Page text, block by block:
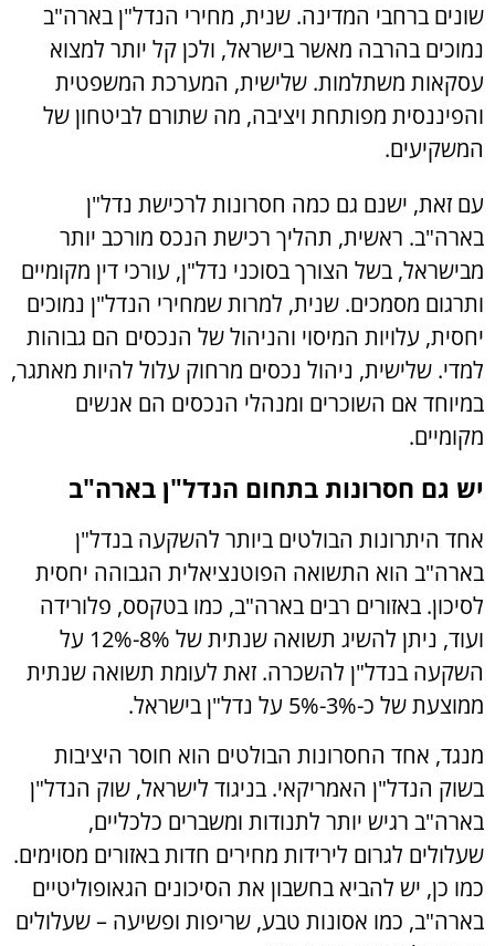
שונים ברחבי המדינה. שנית, מחירי הנדל"ן בארה"ב
נמוכים בהרבה מאשר בישראל, ולכן קל יותר למצוא
עסקאות משתלמות. שלישית, המערכת המשפטית
והפיננסית מפותחת ויציבה, מה שתורם לביטחון של
המשקיעים.
עם זאת, ישנם גם כמה חסרונות לרכישת נדל"ן
בארה"ב. ראשית, תהליך רכישת הנכס מורכב יותר
מבישראל, בשל הצורך בסוכני נדל"ן, עורכי דין מקומיים
ותרגום מסמכים. שנית, למרות שמחירי הנדל"ן נמוכים
יחסית, עלויות המיסוי והניהול של הנכסים הם גבוהות
למדי. שלישית, ניהול נכסים מרחוק עלול להיות מאתגר,
במיוחד אם השוכרים ומנהלי הנכסים הם אנשים
מקומיים.
יש גם חסרונות בתחום הנדל"ן בארה"ב
אחד היתרונות הבולטים ביותר להשקעה בנדל"ן
בארה"ב הוא התשואה הפוטנציאלית הגבוהה יחסית
לסיכון. באזורים רבים בארה"ב, כמו בטקסס, פלורידה
ועוד, ניתן להשיג תשואה שנתית של 8%-12% על
השקעה בנדל"ן להשכרה. זאת לעומת תשואה שנתית
ממוצעת של כ-3%-5% על נדל"ן בישראל.
מנגד, אחד החסרונות הבולטים הוא חוסר היציבות
בשוק הנדל"ן האמריקאי. בניגוד לישראל, שוק הנדל"ן
בארה"ב רגיש יותר לתנודות ומשברים כלכליים,
שעלולים לגרום לירידות מחירים חדות באזורים מסוימים.
כמו כן, יש להביא בחשבון את הסיכונים הגאופוליטיים
בארה"ב, כמו אסונות טבע, שריפות ופשיעה – שעלולים